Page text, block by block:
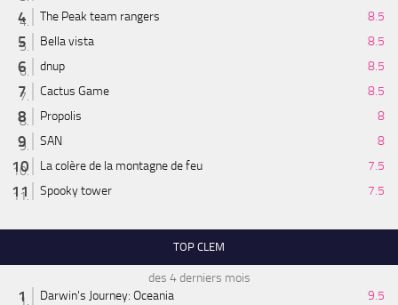
The Peak team rangers
8.5
Bella vista
8.5
dnup
8.5
Cactus Game
8.5
Propolis
8
SAN
8
La colère de la montagne de feu
7.5
Spooky tower
7.5
TOP CLEM
des 4 derniers mois
Darwin's Journey: Oceania
9.5